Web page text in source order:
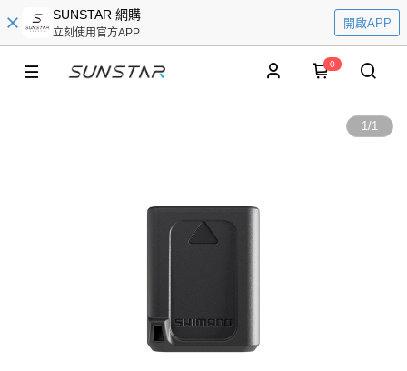
SUNSTAR 網購
立刻使用官方APP
開啟APP
0
1/1